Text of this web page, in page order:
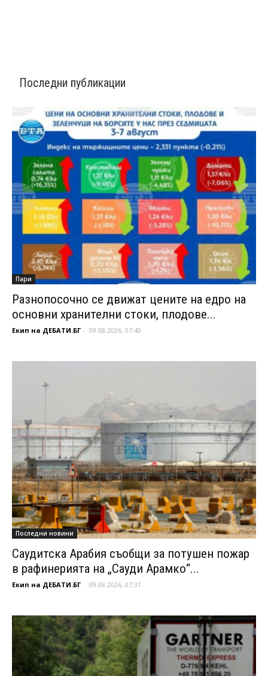
Последни публикации
Пари
Разнопосочно се движат цените на едро на
основни хранителни стоки, плодове...
Екип на ДЕБАТИ.БГ - 09.08.2026, 07:40
Последни новини
Саудитска Арабия съобщи за потушен пожар
в рафинерията на „Сауди Арамко“...
Екип на ДЕБАТИ.БГ - 09.08.2026, 07:31